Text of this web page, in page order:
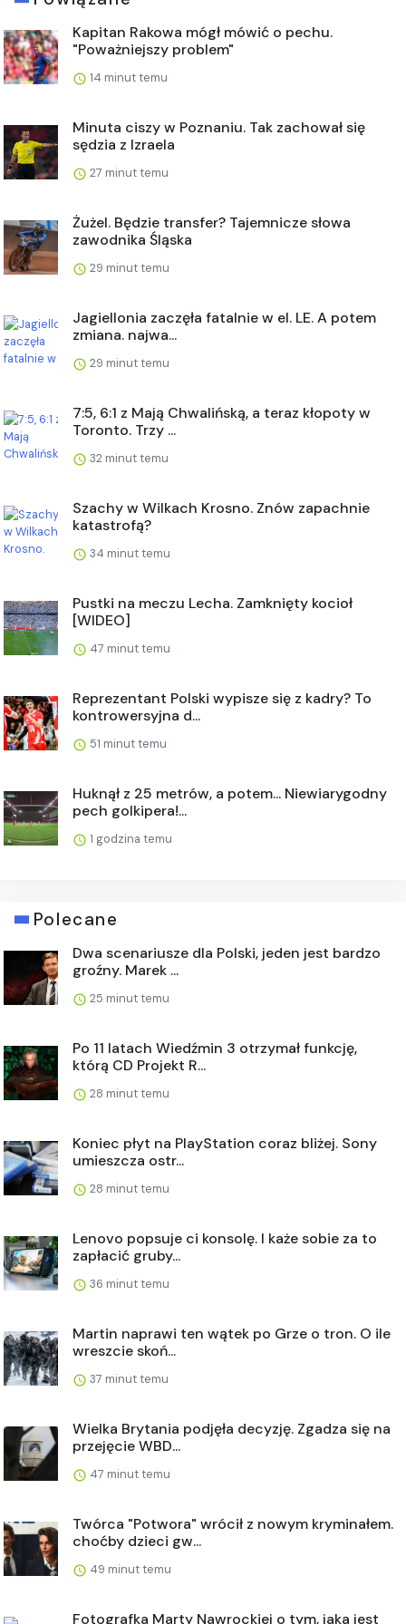
Kapitan Rakowa mógł mówić o pechu.
"Poważniejszy problem"
14 minut temu
Minuta ciszy w Poznaniu. Tak zachował się
sędzia z Izraela
27 minut temu
Żużel. Będzie transfer? Tajemnicze słowa
zawodnika Śląska
29 minut temu
Jagiellonia zaczęła fatalnie w el. LE. A potem
zmiana. najwa...
29 minut temu
7:5, 6:1 z Mają Chwalińską, a teraz kłopoty w
Toronto. Trzy ...
32 minut temu
Szachy w Wilkach Krosno. Znów zapachnie
katastrofą?
34 minut temu
Pustki na meczu Lecha. Zamknięty kocioł
[WIDEO]
47 minut temu
Reprezentant Polski wypisze się z kadry? To
kontrowersyjna d...
51 minut temu
Huknął z 25 metrów, a potem... Niewiarygodny
pech golkipera!...
1 godzina temu
Polecane
Dwa scenariusze dla Polski, jeden jest bardzo
groźny. Marek ...
25 minut temu
Po 11 latach Wiedźmin 3 otrzymał funkcję,
którą CD Projekt R...
28 minut temu
Koniec płyt na PlayStation coraz bliżej. Sony
umieszcza ostr...
28 minut temu
Lenovo popsuje ci konsolę. I każe sobie za to
zapłacić gruby...
36 minut temu
Martin naprawi ten wątek po Grze o tron. O ile
wreszcie skoń...
37 minut temu
Wielka Brytania podjęła decyzję. Zgadza się na
przejęcie WBD...
47 minut temu
Twórca "Potwora" wrócił z nowym kryminałem.
choćby dzieci gw...
49 minut temu
Fotografka Marty Nawrockiej o tym, jaka jest